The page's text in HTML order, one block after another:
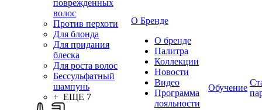
поврежденных
волос
Против перхоти
Для блонда
Для придания
блеска
Для роста волос
Бессульфатный
шампунь
+ ЕЩЕ 7
О Бренде
О бренде
Палитра
Коллекции
Новости
Видео
Программа
лояльности
Обучение